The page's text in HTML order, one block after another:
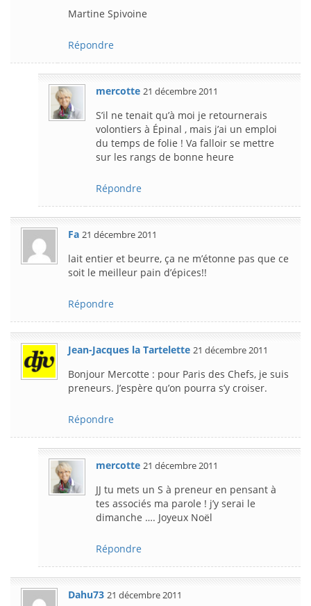
Martine Spivoine
Répondre
mercotte 21 décembre 2011
S’il ne tenait qu’à moi je retournerais
volontiers à Épinal , mais j’ai un emploi
du temps de folie ! Va falloir se mettre
sur les rangs de bonne heure
Répondre
Fa 21 décembre 2011
lait entier et beurre, ça ne m’étonne pas que ce
soit le meilleur pain d’épices!!
Répondre
Jean-Jacques la Tartelette 21 décembre 2011
Bonjour Mercotte : pour Paris des Chefs, je suis
preneurs. J’espère qu’on pourra s’y croiser.
Répondre
mercotte 21 décembre 2011
JJ tu mets un S à preneur en pensant à
tes associés ma parole ! j’y serai le
dimanche …. Joyeux Noël
Répondre
Dahu73 21 décembre 2011